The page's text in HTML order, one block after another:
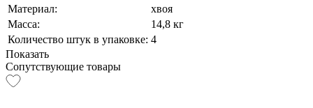
Материал:
хвоя
Масса:
14,8 кг
Количество штук в упаковке: 4
Показать
Сопутствующие товары